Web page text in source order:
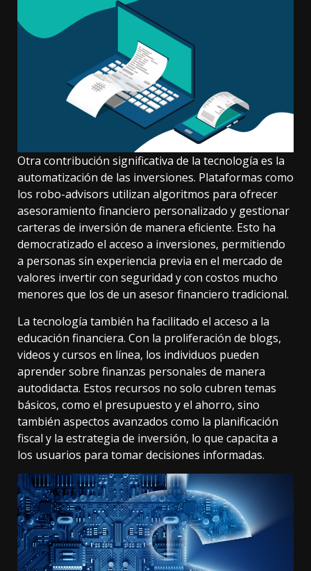
Otra contribución significativa de la tecnología es la
automatización de las inversiones. Plataformas como
los robo-advisors utilizan algoritmos para ofrecer
asesoramiento financiero personalizado y gestionar
carteras de inversión de manera eficiente. Esto ha
democratizado el acceso a inversiones, permitiendo
a personas sin experiencia previa en el mercado de
valores invertir con seguridad y con costos mucho
menores que los de un asesor financiero tradicional.
La tecnología también ha facilitado el acceso a la
educación financiera. Con la proliferación de blogs,
videos y cursos en línea, los individuos pueden
aprender sobre finanzas personales de manera
autodidacta. Estos recursos no solo cubren temas
básicos, como el presupuesto y el ahorro, sino
también aspectos avanzados como la planificación
fiscal y la estrategia de inversión, lo que capacita a
los usuarios para tomar decisiones informadas.